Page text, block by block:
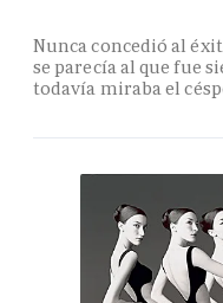
Nunca concedió al
se parecía al que fue
todavía miraba el